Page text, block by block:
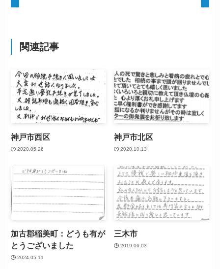
関連記事
神戸市西区
2020.05.26
神戸市北区
2020.10.13
加古郡稲美町：どうも有が
とうございました
2024.05.11
三木市
2019.06.03